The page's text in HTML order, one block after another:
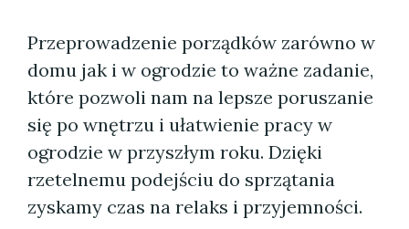
Przeprowadzenie porządków zarówno w
domu jak i w ogrodzie to ważne zadanie,
które pozwoli nam na lepsze poruszanie
się po wnętrzu i ułatwienie pracy w
ogrodzie w przyszłym roku. Dzięki
rzetelnemu podejściu do sprzątania
zyskamy czas na relaks i przyjemności.